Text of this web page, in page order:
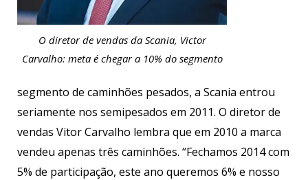
O diretor de vendas da Scania, Victor
Carvalho: meta é chegar a 10% do segmento
segmento de caminhões pesados, a Scania entrou
seriamente nos semipesados em 2011. O diretor de
vendas Vitor Carvalho lembra que em 2010 a marca
vendeu apenas três caminhões. “Fechamos 2014 com
5% de participação, este ano queremos 6% e nosso